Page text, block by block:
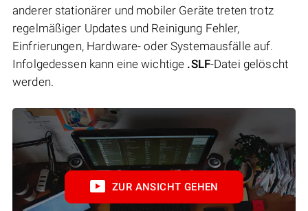
anderer stationärer und mobiler Geräte treten trotz
regelmäßiger Updates und Reinigung Fehler,
Einfrierungen, Hardware- oder Systemausfälle auf.
Infolgedessen kann eine wichtige .SLF-Datei gelöscht
werden.
ZUR ANSICHT GEHEN